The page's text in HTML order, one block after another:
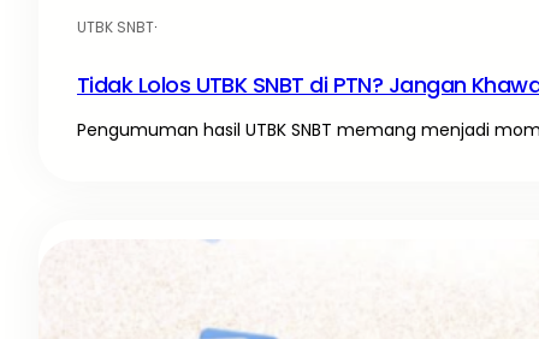
UTBK SNBT·
Tidak Lolos UTBK SNBT di PTN? Jangan
Pengumuman hasil UTBK SNBT memang menjadi